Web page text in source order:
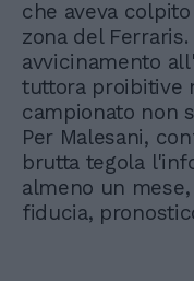
che aveva
zona del
avvicinamento
tuttora proibitive
campionato non
Per Malesani,
brutta tegola
almeno un
fiducia,